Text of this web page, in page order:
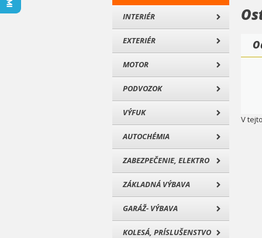
INTERIÉR
EXTERIÉR
MOTOR
PODVOZOK
VÝFUK
AUTOCHÉMIA
ZABEZPEČENIE, ELEKTRO
ZÁKLADNÁ VÝBAVA
GARÁŽ- VÝBAVA
KOLESÁ, PRÍSLUŠENSTVO
V